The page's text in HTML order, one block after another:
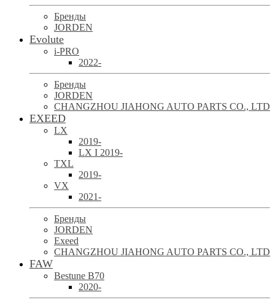
Бренды
JORDEN
Evolute
i-PRO
2022-
Бренды
JORDEN
CHANGZHOU JIAHONG AUTO PARTS CO., LTD
EXEED
LX
2019-
LX I 2019-
TXL
2019-
VX
2021-
Бренды
JORDEN
Exeed
CHANGZHOU JIAHONG AUTO PARTS CO., LTD
FAW
Bestune B70
2020-